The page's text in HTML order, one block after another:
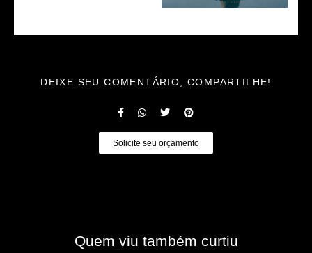
DEIXE SEU COMENTÁRIO, COMPARTILHE!
Solicite seu orçamento
Quem viu também curtiu